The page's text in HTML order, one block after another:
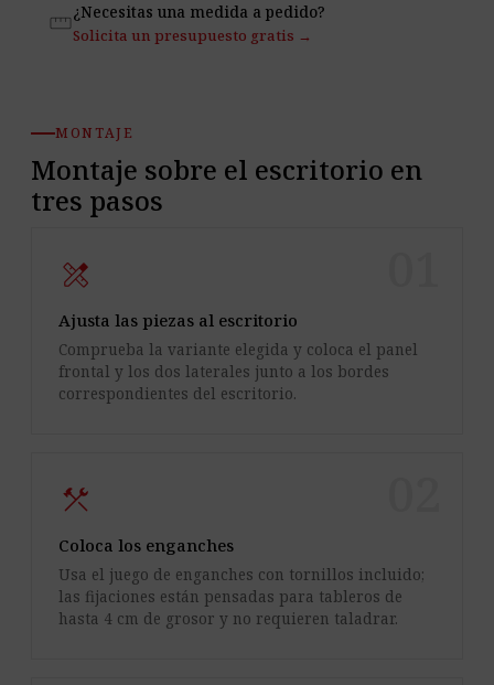
straighten¿Necesitas una medida a pedido?
Solicita un presupuesto gratis →
MONTAJE
Montaje sobre el escritorio en
tres pasos
design_services
Ajusta las piezas al escritorio
Comprueba la variante elegida y coloca el panel
frontal y los dos laterales junto a los bordes
correspondientes del escritorio.
construction
Coloca los enganches
Usa el juego de enganches con tornillos incluido;
las fijaciones están pensadas para tableros de
hasta 4 cm de grosor y no requieren taladrar.